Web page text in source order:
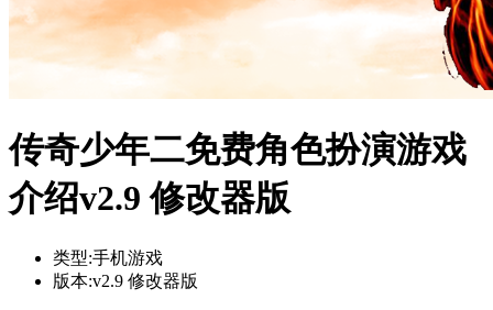
传奇少年二免费角色扮演游戏
介绍v2.9 修改器版
类型:手机游戏
版本:v2.9 修改器版